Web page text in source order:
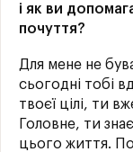
і як ви
почуття?
Для мене не
сьогодні тобі
твоєї цілі, ти
Головне, ти
цього життя.